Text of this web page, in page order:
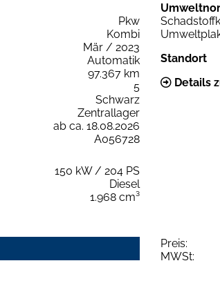
Pkw
Kombi
Mär / 2023
Automatik
97.367 km
5
Schwarz
Zentrallager
ab ca. 18.08.2026
A056728
150 kW / 204 PS
Diesel
1.968 cm³
Standort
Details
Preis:
MWSt: